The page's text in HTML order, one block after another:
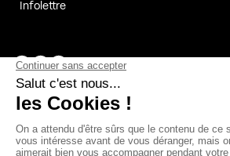
Infolettre
Page Facebook de Kollectif
Page Instagram de Kollectif
Page Linkedin de Kollectif